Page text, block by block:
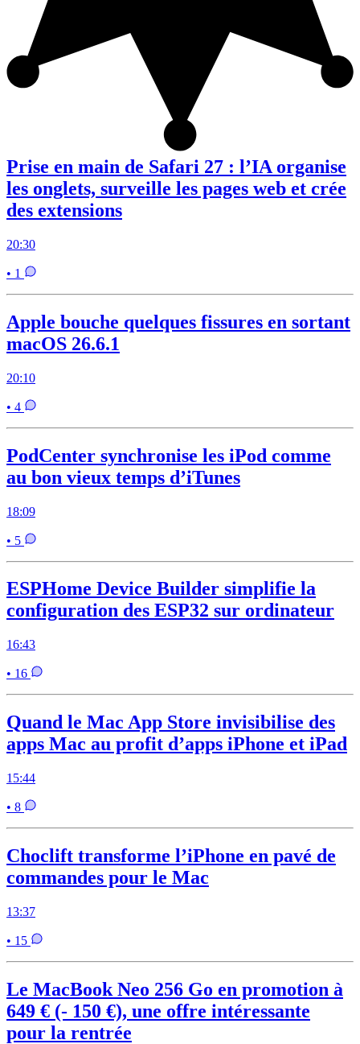
Prise en main de Safari 27 : l’IA organise
les onglets, surveille les pages web et crée
des extensions
20:30
• 1
Apple bouche quelques fissures en sortant
macOS 26.6.1
20:10
• 4
PodCenter synchronise les iPod comme
au bon vieux temps d’iTunes
18:09
• 5
ESPHome Device Builder simplifie la
configuration des ESP32 sur ordinateur
16:43
• 16
Quand le Mac App Store invisibilise des
apps Mac au profit d’apps iPhone et iPad
15:44
• 8
Choclift transforme l’iPhone en pavé de
commandes pour le Mac
13:37
• 15
Le MacBook Neo 256 Go en promotion à
649 € (- 150 €), une offre intéressante
pour la rentrée